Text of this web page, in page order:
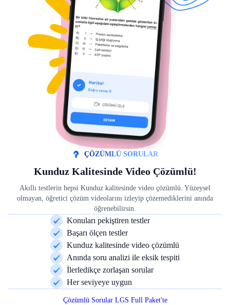
ÇÖZÜMLÜ SORULAR
Kunduz Kalitesinde Video Çözümlü!
Akıllı testlerin hepsi Kunduz kalitesinde video çözümlü. Yüzeysel
olmayan, öğretici çözüm videolarını izleyip çözemediklerini anında
öğrenebilirsin.
Konuları pekiştiren testler
Başarı ölçen testler
Kunduz kalitesinde video çözümlü
Anında soru analizi ile eksik tespiti
İlerledikçe zorlaşan sorular
Her seviyeye uygun
Çözümlü Sorular LGS Full Paket'te